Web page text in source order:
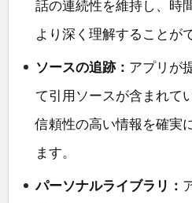
話の連続性を維持し、時
より深く理解することが
ソースの追跡： アプリが
て引用ソースが含まれて
信頼性の高い情報を確実
ます。
パーソナルライブラリ：